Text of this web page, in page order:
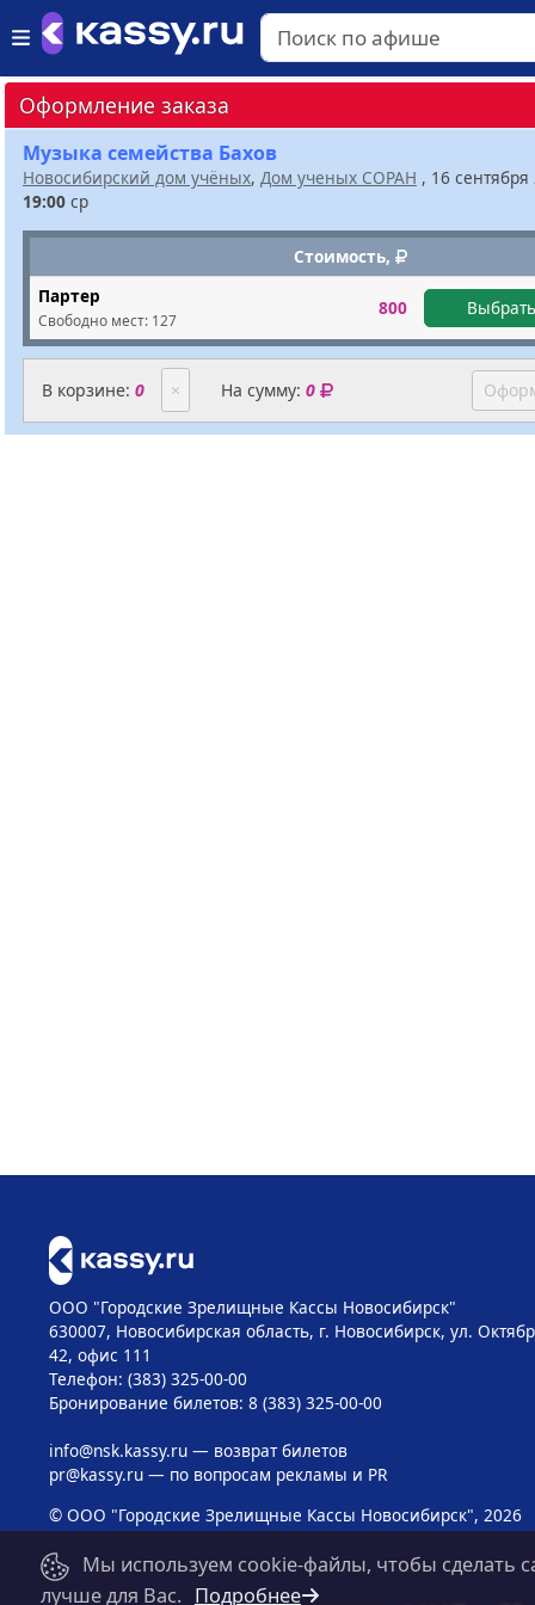
Оформление заказа
Музыка семейства Бахов
Новосибирский дом учёных, Дом ученых СОРАН , 16 сентября
19:00 ср
Стоимость,
Партер
Свободно мест: 127
800
В корзине: 0 × На сумму:0
ООО "Городские Зрелищные Кассы Новосибирск"
630007, Новосибирская область, г. Новосибирск, ул.
42, офис 111
Телефон: (383) 325-00-00
Бронирование билетов: 8 (383) 325-00-00
info@nsk.kassy.ru— возврат билетов
pr@kassy.ru— по вопросам рекламы и PR
© ООО "Городские Зрелищные Кассы Новосибирск", 2026
Мы используем cookie-файлы, чтобы сделать
лучше для Вас. Подробнее